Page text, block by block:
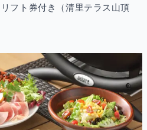
フト券付き（清里テラス山頂